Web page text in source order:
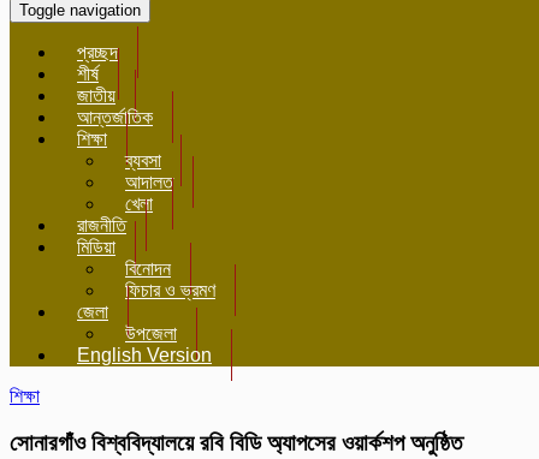
Toggle navigation
প্রচ্ছদ
শীর্ষ
জাতীয়
আন্তর্জাতিক
শিক্ষা
ব্যবসা
আদালত
খেলা
রাজনীতি
মিডিয়া
বিনোদন
ফিচার ও ভ্রমণ
জেলা
উপজেলা
English Version
শিক্ষা
সোনারগাঁও বিশ্ববিদ্যালয়ে রবি বিডি অ্যাপসের ওয়ার্কশপ অনুষ্ঠিত